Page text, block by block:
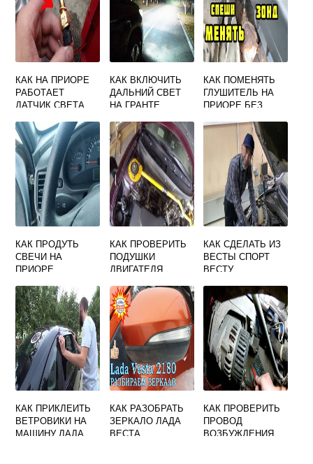
КАК НА ПРИОРЕ
РАБОТАЕТ
ДАТЧИК СВЕТА
КАК ВКЛЮЧИТЬ
ДАЛЬНИЙ СВЕТ
НА ГРАНТЕ
КАК ПОМЕНЯТЬ
ГЛУШИТЕЛЬ НА
ПРИОРЕ БЕЗ
КАК ПРОДУТЬ
СВЕЧИ НА
ПРИОРЕ
КАК ПРОВЕРИТЬ
ПОДУШКИ
ДВИГАТЕЛЯ
КЛАПАНОВ С
КОНДИЦИОНЕРО
М
КАК СДЕЛАТЬ ИЗ
ВЕСТЫ СПОРТ
ВЕСТУ
КАК ПРИКЛЕИТЬ
ВЕТРОВИКИ НА
МАШИНУ ЛАДА
КАК РАЗОБРАТЬ
ЗЕРКАЛО ЛАДА
ВЕСТА
КАК ПРОВЕРИТЬ
ПРОВОД
ВОЗБУЖДЕНИЯ